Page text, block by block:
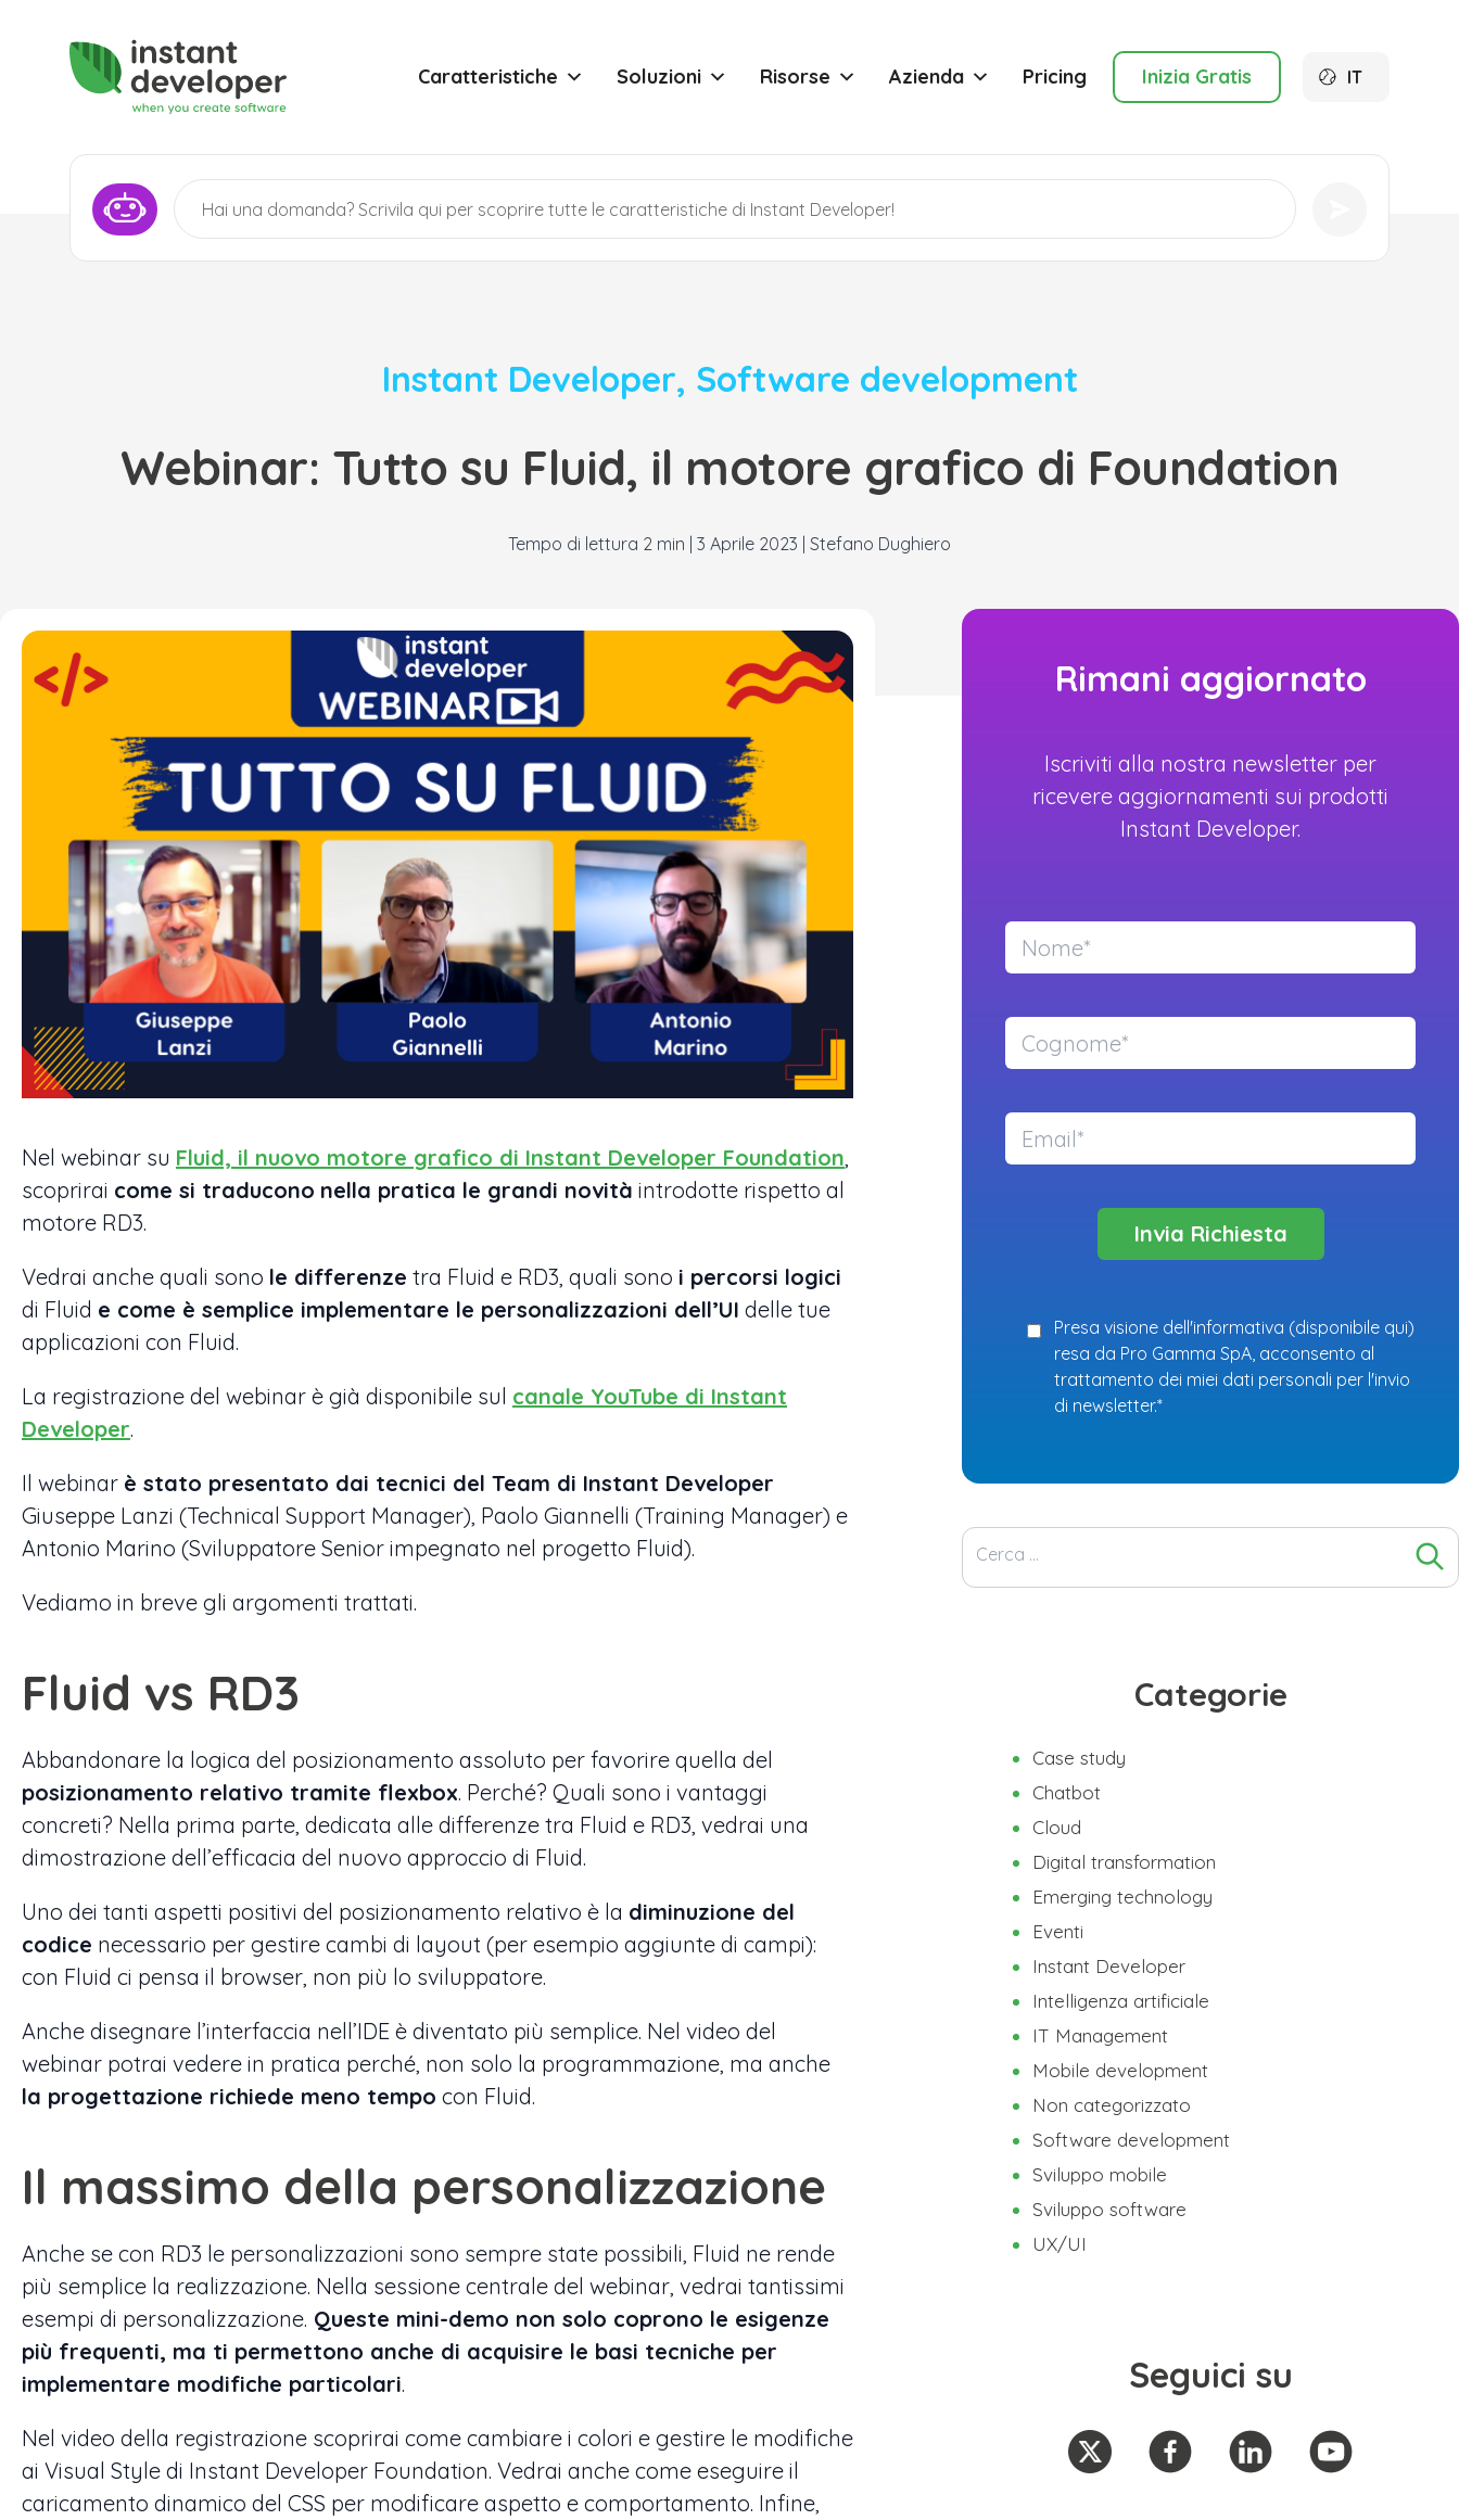
Caratteristiche Soluzioni Risorse Azienda Pricing Inizia Gratis IT
Instant Developer, Software development
Webinar: Tutto su Fluid, il motore grafico di Foundation
3 Aprile 2023 Stefano Dughiero
Nel webinar su Fluid, il nuovo motore grafico di Instant Developer Foundation,
scoprirai come si traducono nella pratica le grandi novità introdotte rispetto al
motore RD3.
Vedrai anche quali sono le differenze tra Fluid e RD3, quali sono i percorsi logici
di Fluid e come è semplice implementare le personalizzazioni dell’UI delle tue
applicazioni con Fluid.
La registrazione del webinar è già disponibile sul canale YouTube di Instant
Developer.
Il webinar è stato presentato dai tecnici del Team di Instant Developer
Giuseppe Lanzi (Technical Support Manager), Paolo Giannelli (Training Manager) e
Antonio Marino (Sviluppatore Senior impegnato nel progetto Fluid).
Vediamo in breve gli argomenti trattati.
Fluid vs RD3
Abbandonare la logica del posizionamento assoluto per favorire quella del
posizionamento relativo tramite flexbox. Perché? Quali sono i vantaggi
concreti? Nella prima parte, dedicata alle differenze tra Fluid e RD3, vedrai una
dimostrazione dell’efficacia del nuovo approccio di Fluid.
Uno dei tanti aspetti positivi del posizionamento relativo è la diminuzione del
codice necessario per gestire cambi di layout (per esempio aggiunte di campi):
con Fluid ci pensa il browser, non più lo sviluppatore.
Anche disegnare l’interfaccia nell’IDE è diventato più semplice. Nel video del
webinar potrai vedere in pratica perché, non solo la programmazione, ma anche
la progettazione richiede meno tempo con Fluid.
Il massimo della personalizzazione
Anche se con RD3 le personalizzazioni sono sempre state possibili, Fluid ne rende
più semplice la realizzazione. Nella sessione centrale del webinar, vedrai tantissimi
esempi di personalizzazione. Queste mini-demo non solo coprono le esigenze
più frequenti, ma ti permettono anche di acquisire le basi tecniche per
implementare modifiche particolari.
Nel video della registrazione scoprirai come cambiare i colori e gestire le modifiche
ai Visual Style di Instant Developer Foundation. Vedrai anche come eseguire il
caricamento dinamico del CSS per modificare aspetto e comportamento. Infine,
Rimani aggiornato
Iscriviti alla nostra newsletter per
ricevere aggiornamenti sui prodotti
Instant Developer.
Presa visione dell'informativa (disponibile qui)
resa da Pro Gamma SpA, acconsento al
trattamento dei miei dati personali per l'invio
di newsletter.*
Ricerca
Categorie
Case study
Chatbot
Cloud
Digital transformation
Emerging technology
Eventi
Instant Developer
Intelligenza artificiale
IT Management
Mobile development
Non categorizzato
Software development
Sviluppo mobile
Sviluppo software
UX/UI
Seguici su